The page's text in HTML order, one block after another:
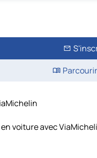
voiture avec